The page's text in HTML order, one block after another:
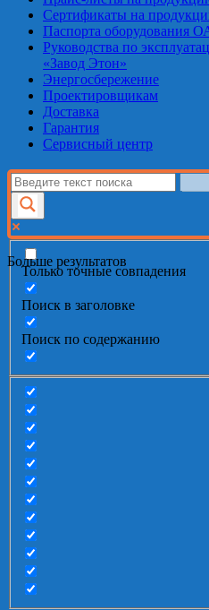
Сертификаты на
Паспорта оборудования
Руководства по
«Завод Этон»
Энергосбережение
Проектировщикам
Доставка
Гарантия
Сервисный центр
Больше результатов
Только точные совпадения
Поиск в заголовке
Поиск по содержанию